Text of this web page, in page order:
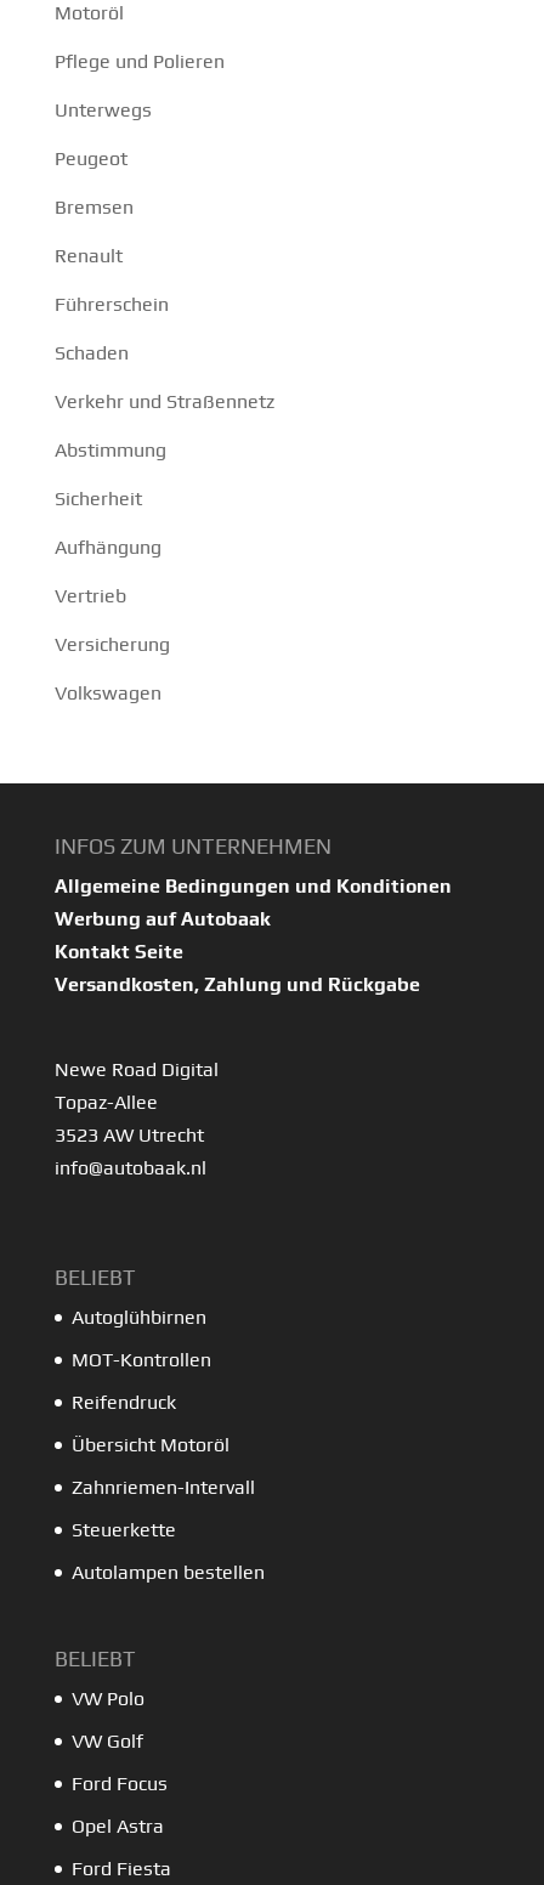
Motoröl
Pflege und Polieren
Unterwegs
Peugeot
Bremsen
Renault
Führerschein
Schaden
Verkehr und Straßennetz
Abstimmung
Sicherheit
Aufhängung
Vertrieb
Versicherung
Volkswagen
INFOS ZUM UNTERNEHMEN
Allgemeine Bedingungen und Konditionen
Werbung auf Autobaak
Kontakt Seite
Versandkosten, Zahlung und Rückgabe
Newe Road Digital
Topaz-Allee
3523 AW Utrecht
info@autobaak.nl
BELIEBT
Autoglühbirnen
MOT-Kontrollen
Reifendruck
Übersicht Motoröl
Zahnriemen-Intervall
Steuerkette
Autolampen bestellen
BELIEBT
VW Polo
VW Golf
Ford Focus
Opel Astra
Ford Fiesta